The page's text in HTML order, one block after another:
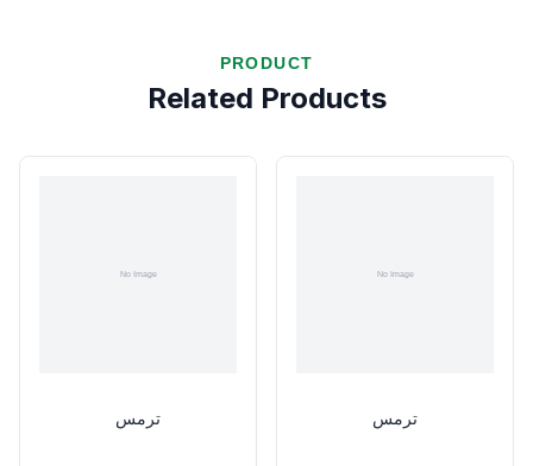
PRODUCT
Related Products
ترمس ترمس